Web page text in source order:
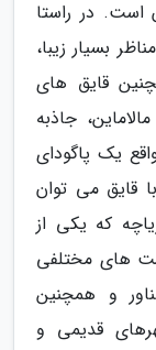
است. در راستا
بسیار زیبا،
قایق های
جاذبه
یک پاگودای
قایق می توان
که یکی از
های مختلفی
و همچنین
قدیمی و